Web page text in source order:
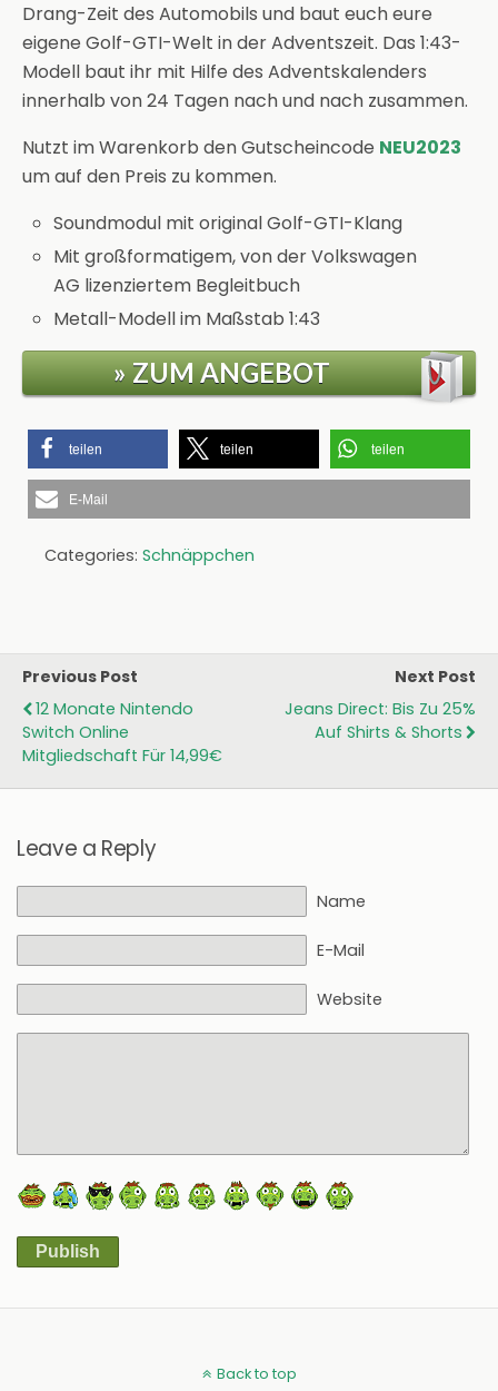
Drang-Zeit des Automobils und baut euch eure
eigene Golf-GTI-Welt in der Adventszeit. Das 1:43-
Modell baut ihr mit Hilfe des Adventskalenders
innerhalb von 24 Tagen nach und nach zusammen.
Nutzt im Warenkorb den Gutscheincode NEU2023
um auf den Preis zu kommen.
Soundmodul mit original Golf-GTI-Klang
Mit großformatigem, von der Volkswagen
AG lizenziertem Begleitbuch
Metall-Modell im Maßstab 1:43
» ZUM ANGEBOT
teilen teilen teilen
E-Mail
Categories: Schnäppchen
Previous Post
12 Monate Nintendo
Switch Online
Mitgliedschaft Für 14,99€
Next Post
Jeans Direct: Bis Zu 25%
Auf Shirts & Shorts
Leave a Reply
Name
E-Mail
Website
Publish
Back to top